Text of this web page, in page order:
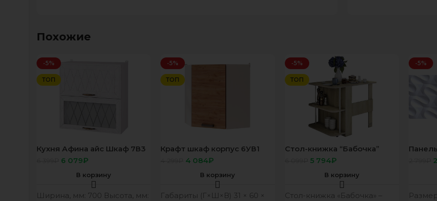
Похожие
-5%
ТОП
Кухня Афина айс Шкаф 7В3
корп белый, фасад 7В3
6 079₽
В корзину
Ширина, мм: 700 Высота, мм:
-5%
ТОП
Крафт шкаф корпус 6УВ1
фасад 6УВ1
4 084₽
В корзину
Габариты (Г×Ш×В) 31 × 60 ×
-5%
ТОП
Стол-книжка “Бабочка”
сонома5 794₽
В корзину
Стол-книжка «Бабочка» –
-5%